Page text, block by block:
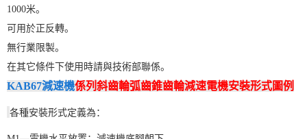
1000米。
可用於正反轉。
無行業限製。
在其它條件下使用時請與技術部聯係。
KAB67減速機係列斜齒輪弧齒錐齒輪減速電機安裝形式圖例
各種安裝形式定義為：